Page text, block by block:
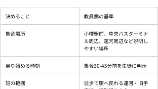
決めること 教員側の基準
集合場所
小樽駅前、中央バスターミナ
ル周辺、運河周辺など説明し
やすい場所
戻り始める時刻 集合30-45分前を生徒に明示
班の範囲
徒歩で駅へ戻れる運河・旧手